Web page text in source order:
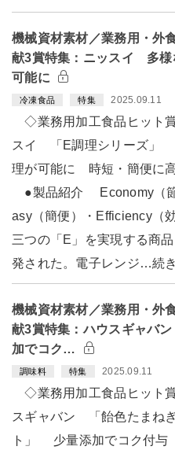
機械資材素材／業務用・外
献3賞特集：ニッスイ 多様
可能に
冷凍食品 特集 2025.09.11
◇業務用加工食品ヒッ
スイ 「E調理シリーズ」
理が可能に 時短・簡便に
●製品紹介 Economy（
asy（簡便）・Efficiency（
三つの「E」を実現する商
発された。電子レンジ…続
機械資材素材／業務用・外
献3賞特集：ハウスギャバ
加でコク…
調味料 特集 2025.09.11
◇業務用加工食品ヒッ
スギャバン 「飴色たまね
ト」 少量添加でコク付